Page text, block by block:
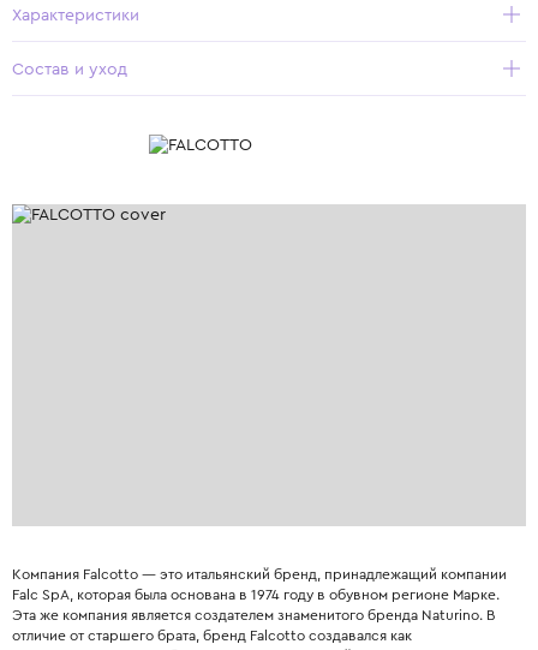
Характеристики
Состав и уход
Компания Falcotto — это итальянский бренд, принадлежащий компании
Falc SpA, которая была основана в 1974 году в обувном регионе Марке.
Эта же компания является создателем знаменитого бренда Naturino. В
отличие от старшего брата, бренд Falcotto создавался как